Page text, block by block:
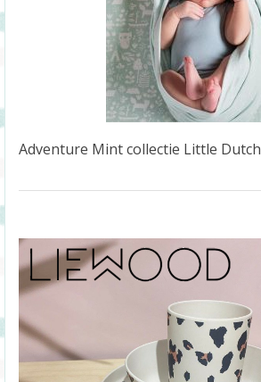
Adventure Mint collectie Little Dutch